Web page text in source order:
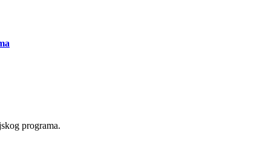
programa.